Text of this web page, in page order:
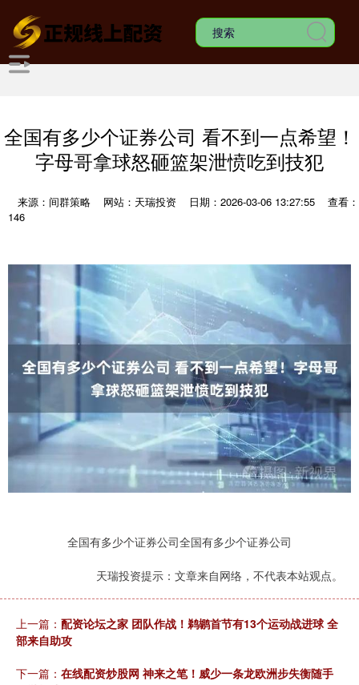
全国有多少个证券公司 看不到一点希望！
字母哥拿球怒砸篮架泄愤吃到技犯
来源：间群策略 网站：天瑞投资 日期：2026-03-06 13:27:55
查看：
146
全国有多少个证券公司全国有多少个证券公司
天瑞投资提示：文章来自网络，不代表本站观点。
上一篇： 配资论坛之家 团队作战！鹈鹕首节有13个运动战进球 全
部来自助攻
下一篇： 在线配资炒股网 神来之笔！威少一条龙欧洲步失衡随手